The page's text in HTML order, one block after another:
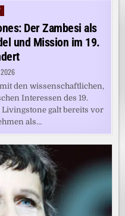
Der Zambesi als
und Mission im 19.
2026
den wissenschaftlichen,
Interessen des 19.
galt bereits vor
als…